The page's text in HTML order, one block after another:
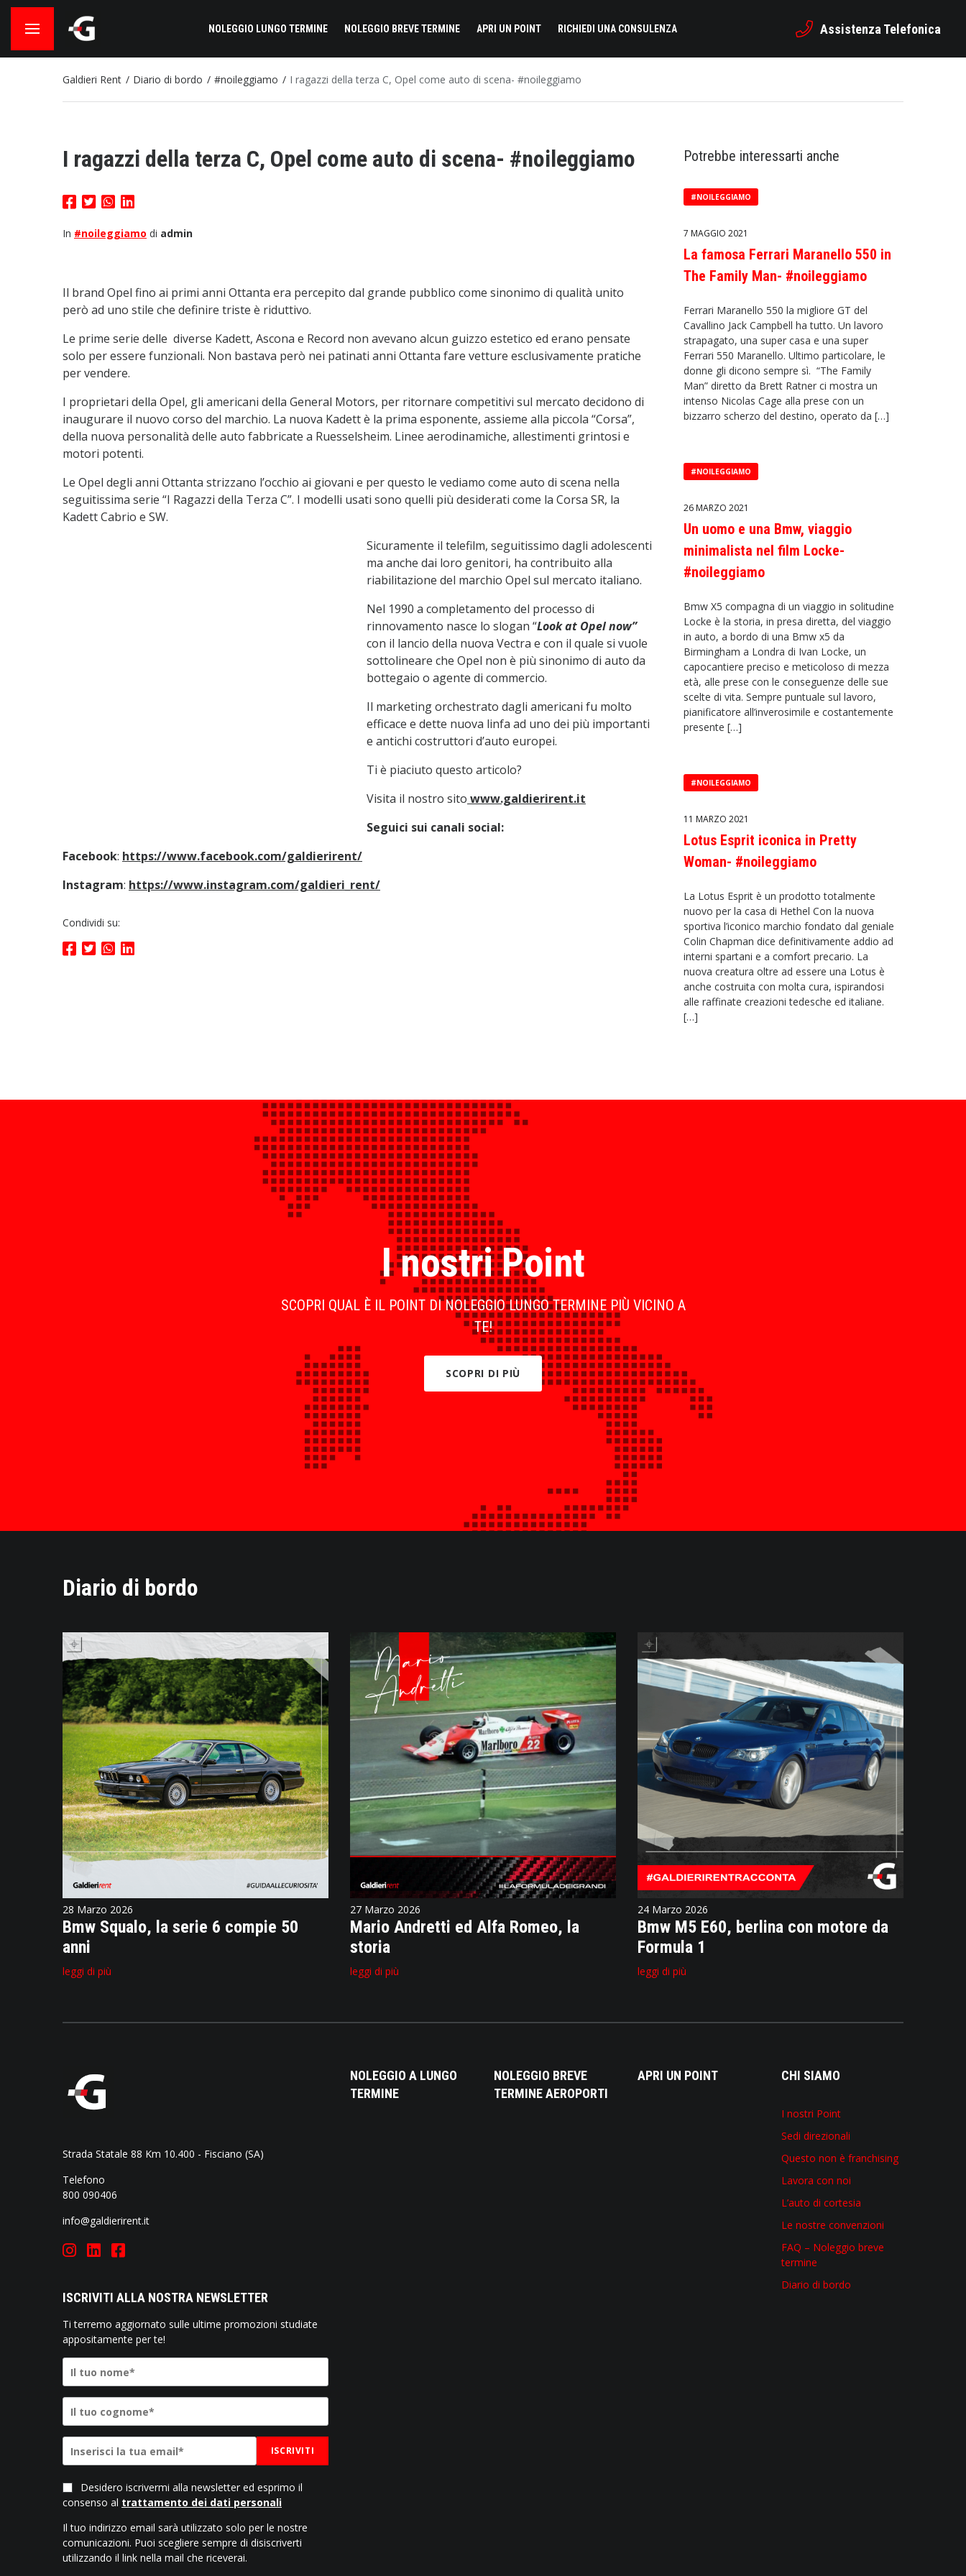
NOLEGGIO LUNGO TERMINE NOLEGGIO BREVE TERMINE APRI UN POINT RICHIEDI UNA CONSULENZA Assistenza Telefonica
Galdieri Rent Diario di bordo #noileggiamo I ragazzi della terza C, Opel come auto di scena- #noileggiamo
I ragazzi della terza C, Opel come auto di scena- #noileggiamo
In #noileggiamo di admin
Il brand Opel fino ai primi anni Ottanta era percepito dal grande pubblico come sinonimo di qualità unito
però ad uno stile che definire triste è riduttivo.
Le prime serie delle diverse Kadett, Ascona e Record non avevano alcun guizzo estetico ed erano pensate
solo per essere funzionali. Non bastava però nei patinati anni Ottanta fare vetture esclusivamente pratiche
per vendere.
I proprietari della Opel, gli americani della General Motors, per ritornare competitivi sul mercato decidono di
inaugurare il nuovo corso del marchio. La nuova Kadett è la prima esponente, assieme alla piccola “Corsa”,
della nuova personalità delle auto fabbricate a Ruesselsheim. Linee aerodinamiche, allestimenti grintosi e
motori potenti.
Le Opel degli anni Ottanta strizzano l’occhio ai giovani e per questo le vediamo come auto di scena nella
seguitissima serie “I Ragazzi della Terza C”. I modelli usati sono quelli più desiderati come la Corsa SR, la
Kadett Cabrio e SW.
Sicuramente il telefilm, seguitissimo dagli adolescenti
ma anche dai loro genitori, ha contribuito alla
riabilitazione del marchio Opel sul mercato italiano.
Nel 1990 a completamento del processo di
rinnovamento nasce lo slogan “Look at Opel now”
con il lancio della nuova Vectra e con il quale si vuole
sottolineare che Opel non è più sinonimo di auto da
bottegaio o agente di commercio.
Il marketing orchestrato dagli americani fu molto
efficace e dette nuova linfa ad uno dei più importanti
e antichi costruttori d’auto europei.
Ti è piaciuto questo articolo?
Visita il nostro sito www.galdierirent.it
Seguici sui canali social:
Facebook: https://www.facebook.com/galdierirent/
Instagram: https://www.instagram.com/galdieri_rent/
Condividi su:
Potrebbe interessarti anche
#NOILEGGIAMO
7 MAGGIO 2021
La famosa Ferrari Maranello 550 in
The Family Man- #noileggiamo
Ferrari Maranello 550 la migliore GT del
Cavallino Jack Campbell ha tutto. Un lavoro
strapagato, una super casa e una super
Ferrari 550 Maranello. Ultimo particolare, le
donne gli dicono sempre sì. “The Family
Man” diretto da Brett Ratner ci mostra un
intenso Nicolas Cage alla prese con un
bizzarro scherzo del destino, operato da […]
#NOILEGGIAMO
26 MARZO 2021
Un uomo e una Bmw, viaggio
minimalista nel film Locke-
#noileggiamo
Bmw X5 compagna di un viaggio in solitudine
Locke è la storia, in presa diretta, del viaggio
in auto, a bordo di una Bmw x5 da
Birmingham a Londra di Ivan Locke, un
capocantiere preciso e meticoloso di mezza
età, alle prese con le conseguenze delle sue
scelte di vita. Sempre puntuale sul lavoro,
pianificatore all’inverosimile e costantemente
presente […]
#NOILEGGIAMO
11 MARZO 2021
Lotus Esprit iconica in Pretty
Woman- #noileggiamo
La Lotus Esprit è un prodotto totalmente
nuovo per la casa di Hethel Con la nuova
sportiva l’iconico marchio fondato dal geniale
Colin Chapman dice definitivamente addio ad
interni spartani e a comfort precario. La
nuova creatura oltre ad essere una Lotus è
anche costruita con molta cura, ispirandosi
alle raffinate creazioni tedesche ed italiane.
[…]
I nostri Point
SCOPRI QUAL È IL POINT DI NOLEGGIO LUNGO TERMINE PIÙ VICINO A
TE!
SCOPRI DI PIÙ
Diario di bordo
28 Marzo 2026
Bmw Squalo, la serie 6 compie 50
anni
leggi di più
27 Marzo 2026
Mario Andretti ed Alfa Romeo, la
storia
leggi di più
24 Marzo 2026
Bmw M5 E60, berlina con motore da
Formula 1
leggi di più
Strada Statale 88 Km 10.400 - Fisciano (SA)
Telefono
800 090406
info@galdierirent.it
ISCRIVITI ALLA NOSTRA NEWSLETTER
Ti terremo aggiornato sulle ultime promozioni studiate
appositamente per te!
ISCRIVITI
Desidero iscrivermi alla newsletter ed esprimo il
consenso al trattamento dei dati personali
Il tuo indirizzo email sarà utilizzato solo per le nostre
comunicazioni. Puoi scegliere sempre di disiscriverti
utilizzando il link nella mail che riceverai.
NOLEGGIO A LUNGO
TERMINE
NOLEGGIO BREVE
TERMINE AEROPORTI
APRI UN POINT CHI SIAMO
I nostri Point
Sedi direzionali
Questo non è franchising
Lavora con noi
L’auto di cortesia
Le nostre convenzioni
FAQ – Noleggio breve
termine
Diario di bordo